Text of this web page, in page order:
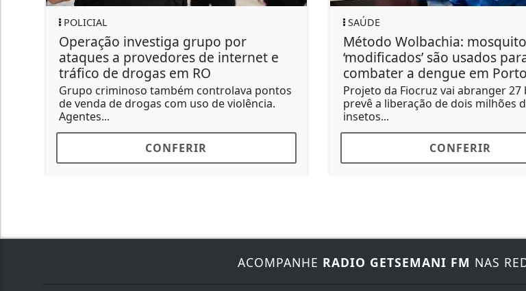
POLICIAL
Operação investiga grupo por
ataques a provedores de internet e
tráfico de drogas em RO
Grupo criminoso também controlava pontos
de venda de drogas com uso de violência.
Agentes...
CONFERIR
SAÚDE
Método Wolbachia:
‘modificados’ são usados
combater a dengue em
Projeto da Fiocruz vai abranger 27
prevê a liberação de dois milhões
insetos...
CONFERIR